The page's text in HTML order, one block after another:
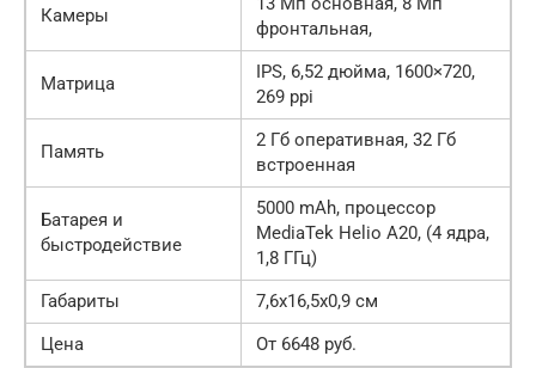
Камеры
фронтальная,
Матрица
IPS, 6,52 дюйма, 1600×720,
269 ppi
Память
2 Гб оперативная, 32 Гб
встроенная
Батарея и
быстродействие
5000 mAh, процессор
MediaTek Helio A20, (4 ядра,
1,8 ГГц)
Габариты
7,6х16,5х0,9 см
Цена
От 6648 руб.